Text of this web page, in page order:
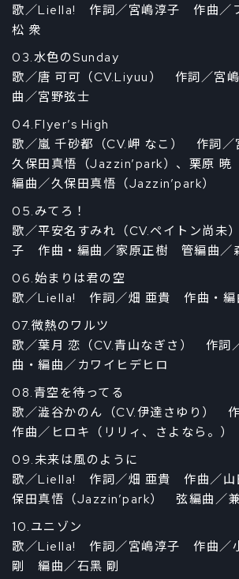
歌／Liella! 作詞／宮嶋淳子 作曲／
松 衆
03.水色のSunday
歌／唐 可可（CV.Liyuu） 作詞／宮
曲／宮野弦士
04.Flyer’s High
歌／嵐 千砂都（CV.岬 なこ） 作詞
久保田真悟（Jazzin’park）、栗原 暁
編曲／久保田真悟（Jazzin’park）
05.みてろ！
歌／平安名すみれ（CV.ペイトン尚
子 作曲・編曲／家原正樹 管編曲／
06.始まりは君の空
歌／Liella! 作詞／畑 亜貴 作曲・編
07.微熱のワルツ
歌／葉月 恋（CV.青山なぎさ） 作
曲・編曲／カワイヒデヒロ
08.青空を待ってる
歌／澁谷かのん（CV.伊達さゆり）
作曲／ヒロキ（リリィ、さよなら。
09.未来は風のように
歌／Liella! 作詞／畑 亜貴 作曲／
保田真悟（Jazzin’park） 弦編曲／
10.ユニゾン
歌／Liella! 作詞／宮嶋淳子 作曲／
剛 編曲／石黑 剛